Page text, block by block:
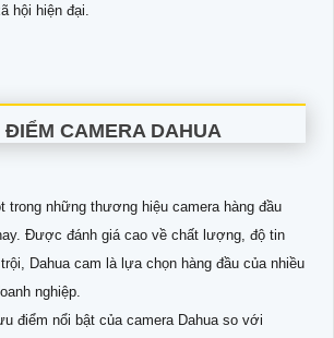
hội hiện đại.
ĐIỂM CAMERA DAHUA
trong những thương hiệu camera hàng đầu
Được đánh giá cao về chất lượng, độ tin
Dahua cam là lựa chọn hàng đầu của nhiều
nghiệp.
điểm nổi bật của camera Dahua so với